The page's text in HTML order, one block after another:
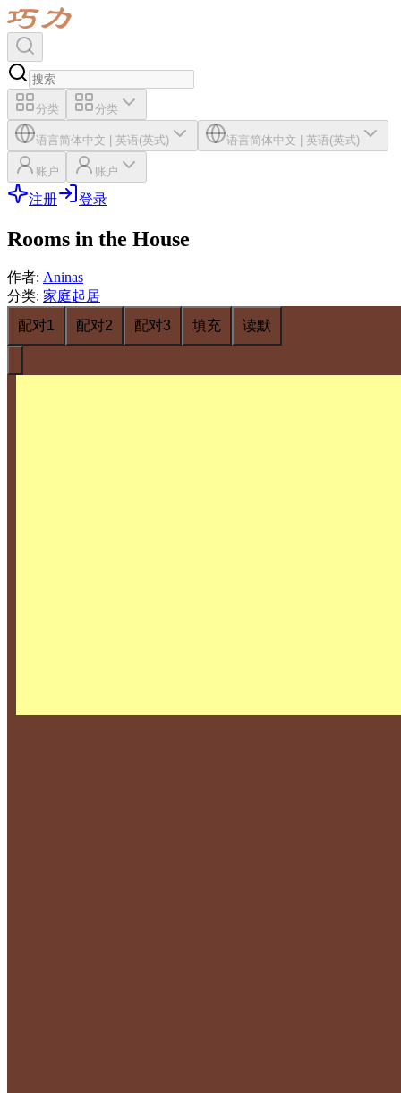
分类 分类
语言简体中文 | 英语(英式) 语言简体中文 | 英语(英式)
账户 账户
注册 登录
Rooms in the House
作者: Aninas
分类: 家庭起居
配对1
配对2 配对3 填充 读默